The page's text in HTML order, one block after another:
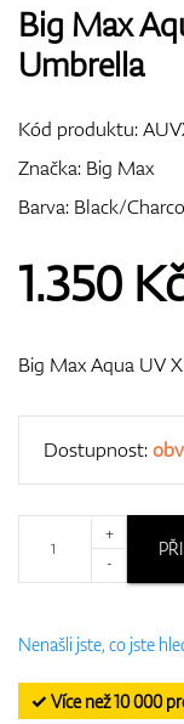
Big Max
Umbrella
Kód produktu:
Značka: Big Max
Barva: Black/
1.350
Big Max Aqua UV
Dostupnost:
+
-
Nenašli jste, co jste
✓ Více než 10 000